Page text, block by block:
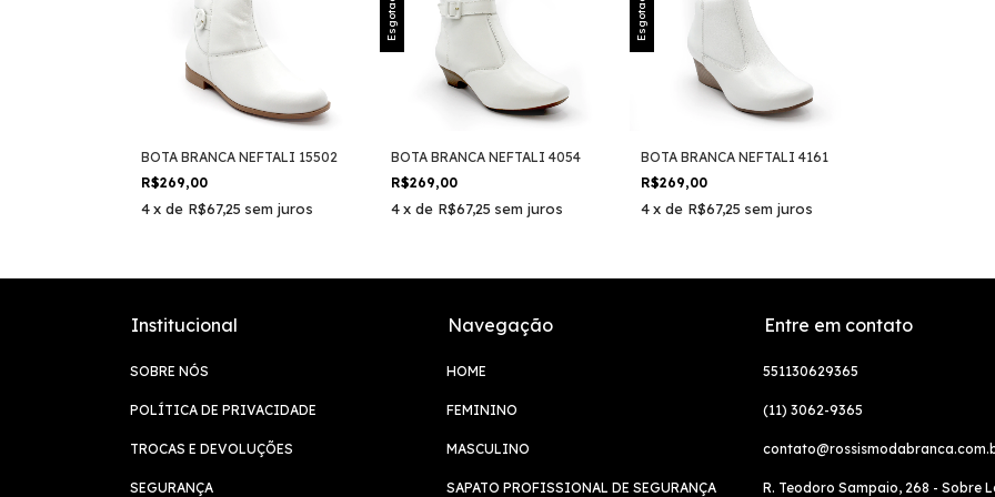
BOTA BRANCA NEFTALI 15502
R$269,00
4x de R$67,25 sem juros
Esgotado
BOTA BRANCA NEFTALI 4054
R$269,00
4x de R$67,25 sem juros
Esgotado
BOTA BRANCA NEFTALI 4161
R$269,00
4x de R$67,25 sem juros
Institucional
SOBRE NÓS
POLÍTICA DE PRIVACIDADE
TROCAS E DEVOLUÇÕES
SEGURANÇA
Navegação
HOME
FEMININO
MASCULINO
SAPATO PROFISSIONAL DE SEGURANÇA
Entre em contato
551130629365
(11) 3062-9365
R. Teodoro Sampaio, 268 - Sobre